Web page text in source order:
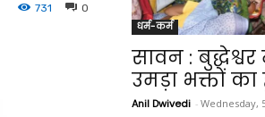
0
731
धर्म-कर्म
सावन :
उमड़ा भक्तों
Anil Dwivedi - Wednesday,